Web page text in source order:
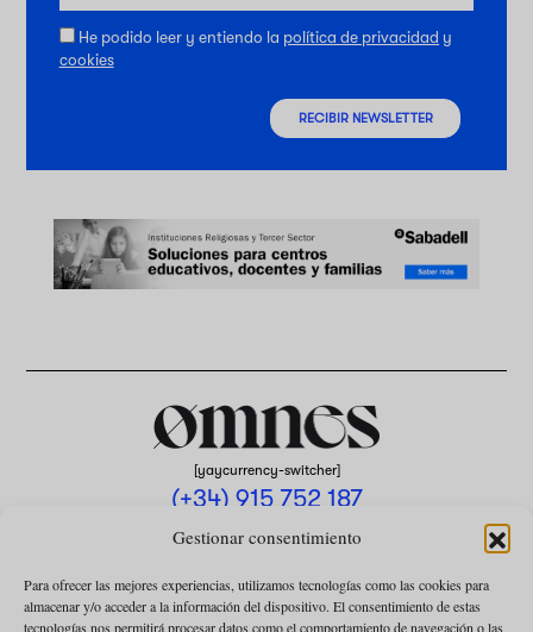
Gestionar consentimiento
Para ofrecer las mejores experiencias, utilizamos tecnologías como las cookies para
almacenar y/o acceder a la información del dispositivo. El consentimiento de estas
tecnologías nos permitirá procesar datos como el comportamiento de navegación o las
He podido leer y entiendo la política de privacidad y
cookies
RECIBIR NEWSLETTER
[yaycurrency-switcher]
(+34) 915 752 187
omnes@omnesmag.com